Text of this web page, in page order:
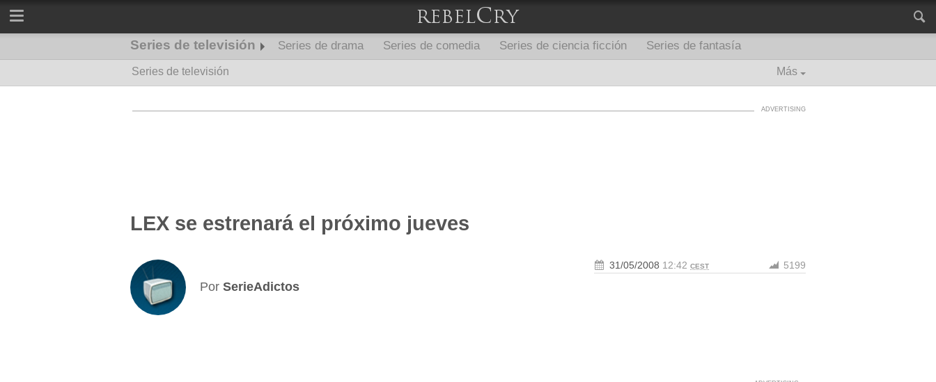
Series de televisión Series de drama Series de comedia Series de ciencia ficción
Series de fantasía
Series de misterio
Series de televisión Más
LEX se estrenará el próximo jueves
Por SerieAdictos
31/05/2008 12:42 CEST 5199